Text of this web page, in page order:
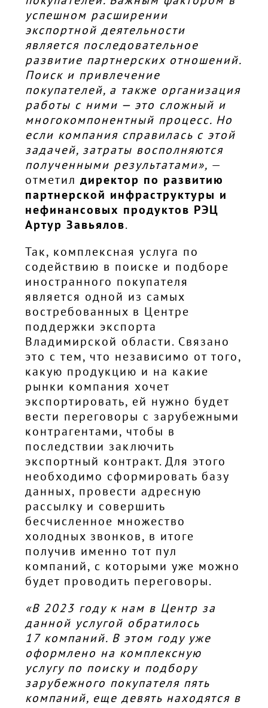
успешном расширении
экспортной деятельности
является последовательное
развитие партнерских отношений.
Поиск и привлечение
покупателей, а также организация
работы с ними — это сложный и
многокомпонентный процесс. Но
если компания справилась с этой
задачей, затраты восполняются
полученными результатами», —
отметил директор по развитию
партнерской инфраструктуры и
нефинансовых продуктов РЭЦ
Артур Завьялов.
Так, комплексная услуга по
содействию в поиске и подборе
иностранного покупателя
является одной из самых
востребованных в Центре
поддержки экспорта
Владимирской области. Связано
это с тем, что независимо от того,
какую продукцию и на какие
рынки компания хочет
экспортировать, ей нужно будет
вести переговоры с зарубежными
контрагентами, чтобы в
последствии заключить
экспортный контракт. Для этого
необходимо сформировать базу
данных, провести адресную
рассылку и совершить
бесчисленное множество
холодных звонков, в итоге
получив именно тот пул
компаний, с которыми уже можно
будет проводить переговоры.
«В 2023 году к нам в Центр за
данной услугой обратилось
17 компаний. В этом году уже
оформлено на комплексную
услугу по поиску и подбору
зарубежного покупателя пять
компаний, еще девять находятся в